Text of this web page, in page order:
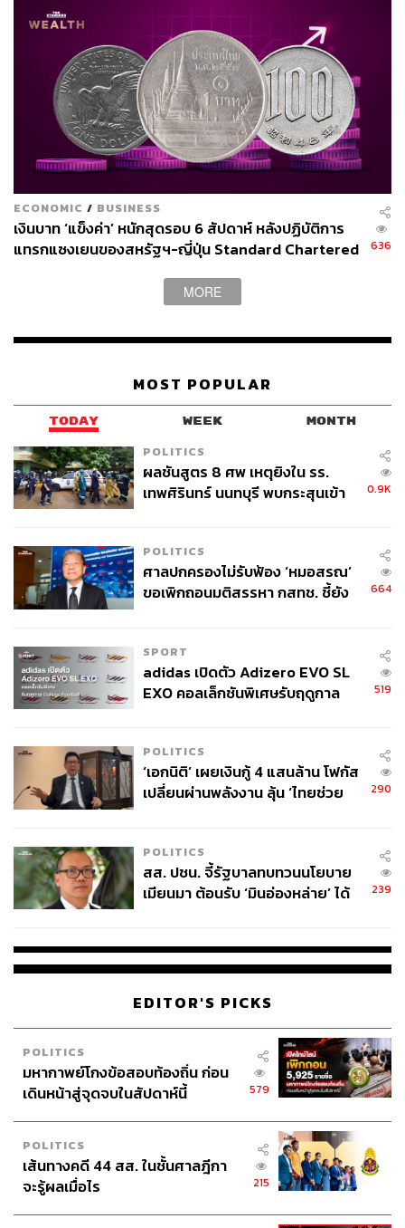
ECONOMIC / BUSINESS
เงินบาท ‘แข็งค่า’ หนักสุดรอบ 6 สัปดาห์ หลังปฏิบัติการ
แทรกแซงเยนของสหรัฐฯ-ญี่ปุ่น Standard Chartered
636
MORE
MOST POPULAR
TODAY WEEK MONTH
POLITICS
ผลชันสูตร 8 ศพ เหตุยิงใน รร.
เทพศิรินทร์ นนทบุรี พบกระสุนเข้า
0.9K
POLITICS
ศาลปกครองไม่รับฟ้อง ‘หมอสรณ’
ขอเพิกถอนมติสรรหา กสทช. ชี้ยัง
664
SPORT
adidas เปิดตัว Adizero EVO SL
EXO คอลเล็กชันพิเศษรับฤดูกาล
519
POLITICS
‘เอกนิติ’ เผยเงินกู้ 4 แสนล้าน โฟกัส
เปลี่ยนผ่านพลังงาน ลุ้น ‘ไทยช่วย
290
POLITICS
สส. ปชน. จี้รัฐบาลทบทวนนโยบาย
เมียนมา ต้อนรับ ‘มินอ่องหล่าย’ ได้
239
EDITOR'S PICKS
POLITICS
มหากาพย์โกงข้อสอบท้องถิ่น ก่อน
เดินหน้าสู่จุดจบในสัปดาห์นี้
579
POLITICS
เส้นทางคดี 44 สส. ในชั้นศาลฎีกา
จะรู้ผลเมื่อไร
215